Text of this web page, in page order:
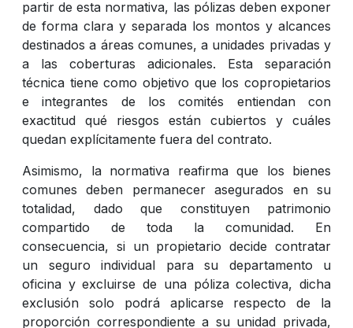
partir de esta normativa, las pólizas deben exponer
de forma clara y separada los montos y alcances
destinados a áreas comunes, a unidades privadas y
a las coberturas adicionales. Esta separación
técnica tiene como objetivo que los copropietarios
e integrantes de los comités entiendan con
exactitud qué riesgos están cubiertos y cuáles
quedan explícitamente fuera del contrato.
Asimismo, la normativa reafirma que los bienes
comunes deben permanecer asegurados en su
totalidad, dado que constituyen patrimonio
compartido de toda la comunidad. En
consecuencia, si un propietario decide contratar
un seguro individual para su departamento u
oficina y excluirse de una póliza colectiva, dicha
exclusión solo podrá aplicarse respecto de la
proporción correspondiente a su unidad privada,